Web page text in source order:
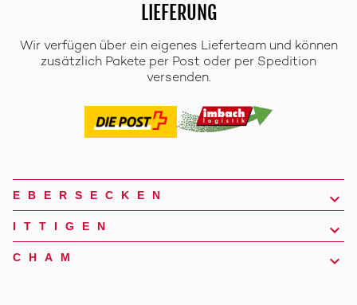
LIEFERUNG
Wir verfügen über ein eigenes Lieferteam und können
zusätzlich Pakete per Post oder per Spedition
versenden.
EBERSECKEN
ITTIGEN
CHAM